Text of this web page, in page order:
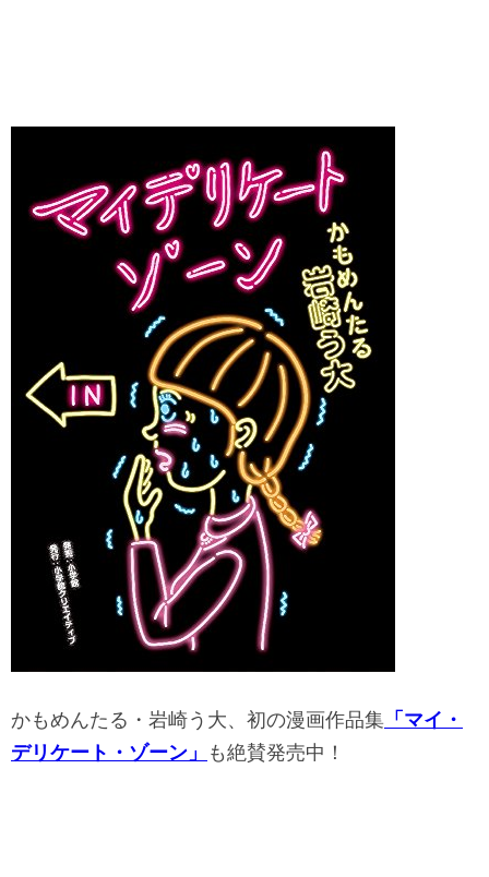
かもめんたる・岩崎う大、初の漫画作品集 「マイ・
デリケート・ゾーン」
も絶賛発売中！